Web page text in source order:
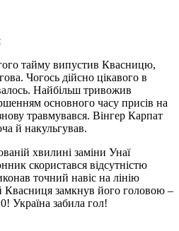
тайму випустив Квасницю,
Чогось дійсно цікавого в
Найбільш тривожив
основного часу присів на
травмувався. Вінгер Карпат
й накульгував.
хвилині заміни Унаї
скористався відсутністю
точний навіс на лінію
Квасниця замкнув його головою –
Україна забила гол!